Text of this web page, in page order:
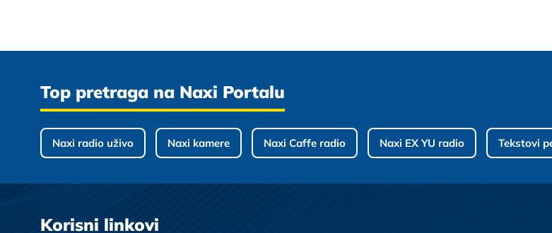
Top pretraga na Naxi Portalu
Naxi radio uživo Naxi kamere Naxi Caffe radio Naxi EX YU radio Tekstovi
Korisni linkovi